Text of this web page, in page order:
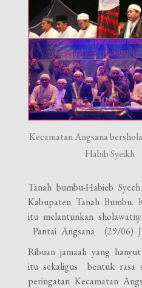
Kecamatan Angsana
Habib Syeikh
Tanah bumbu-Habieb
Kabupaten Tanah Bumbu.
itu melantunkan
Pantai Angsana (29/06)
Ribuan jamaah yang
itu sekaligus bentuk rasa
peringatan Kecamatan